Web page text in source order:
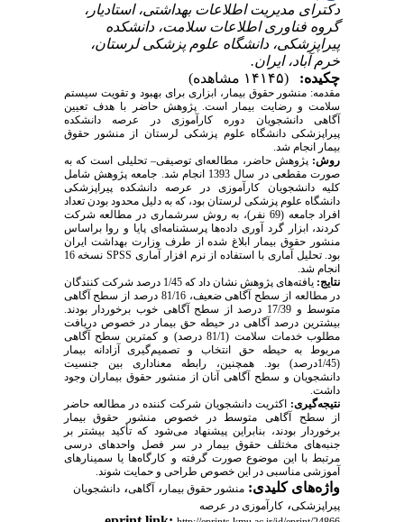
دکترای مدیریت اطلاعات بهداشتی، استادیار،
گروه فناوری اطلاعات سلامت، دانشکده
پیراپزشکی، دانشگاه علوم پزشکی لرستان،
خرم آباد، ایران.
چکیده:
(۱۴۱۴۵ مشاهده)
مقدمه: منشور حقوق بیمار، ابزاری برای بهبود و تقویت سیستم
سلامت و رضایت بیمار است. پژوهش حاضر با هدف تعیین
آگاهی دانشجویان دوره کار‌آموزی در عرصه دانشکده
پیراپزشکی دانشگاه علوم پزشکی لرستان از منشور حقوق
بیمار انجام شد.
روش: پژوهش حاضر، مطالعه‌ای توصیفی– تحلیلی است که به
صورت مقطعی در سال 1393 انجام شد. جامعه پژوهش شامل
کلیه دانشجویان کارآموزی در عرصه دانشکده پیراپزشکی
دانشگاه علوم پزشکی لرستان بود، که به دلیل محدود بودن تعداد
افراد جامعه (69 نفر)، به روش سرشماری در مطالعه شرکت
کردند، ابزار گرد آوری داده‌ها پرسشنامه‌ای پایا و روا براساس
منشور حقوق بیمار ابلاغ شده از طرف وزارت بهداشت ایران
بود. تحلیل آماری با استفاده از نرم افزار آماری SPSS نسخه 16
انجام شد.
نتایج:
یافته‌های پژوهش نشان داد که 1/45 درصد شرکت کنندگان
در مطالعه از سطح آگاهی ضعیف، 81/16 درصد از سطح آگاهی
متوسط و 17/39 درصد از سطح آگاهی خوب برخوردار بودند.
بیشترین درصد آگاهی در حیطه حق بیمار در خصوص دریافت
مطلوب خدمات سلامت (81/1 درصد‌) و کمترین سطح آگاهی
مربوط به حیطه حق انتخاب و تصمیم‌گیری آزادانه بیمار
(1/45درصد) بود. همچنین، رابطه معناداری بین جنسیت
دانشجویان و سطح آگاهی آنان از منشور حقوق بیماران وجود
داشت‌.
نتیجه‌گیری: اکثریت دانشجویان شرکت کننده در مطالعه حاضر
از سطح آگاهی متوسط در خصوص منشور حقوق بیمار
برخوردار بودند، بنابراین پیشنهاد می‌شود که تأکید بیشتر بر
جنبه‌های مختلف حقوق بیمار در سر فصل واحدهای درسی
مرتبط با این موضوع صورت گرفته و کارگاه‌ها یا سمینارهای
آموزشی مناسبی در این خصوص طراحی و حمایت شوند.
واژه‌های کلیدی: منشور حقوق بیمار ، آگاهی، دانشجویان
پیراپزشکی، کارآموزی در عرصه